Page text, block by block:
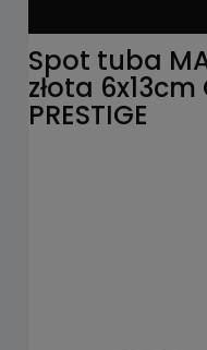
Spot tuba
złota 6x13cm
PRESTIGE